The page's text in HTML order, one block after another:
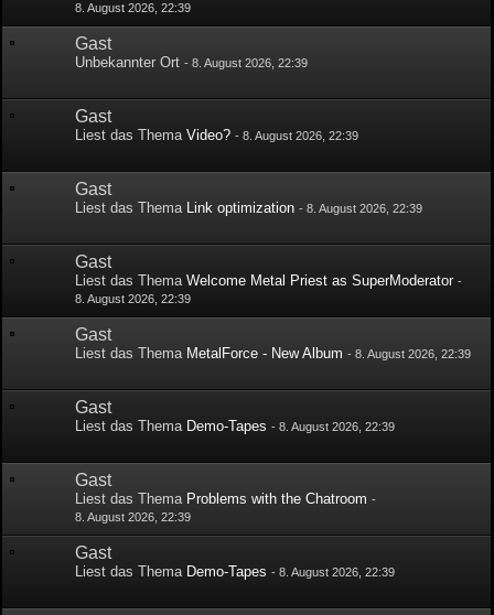
8. August 2026, 22:39
Gast
Unbekannter Ort-8. August 2026, 22:39
Gast
Liest das ThemaVideo? -8. August 2026, 22:39
Gast
Liest das Thema Link optimization -8. August 2026, 22:39
Gast
Liest das ThemaWelcome Metal Priest as SuperModerator -
8. August 2026, 22:39
Gast
Liest das Thema MetalForce - New Album -8. August 2026, 22:39
Gast
Liest das Thema Demo-Tapes -8. August 2026, 22:39
Gast
Liest das Thema Problems with the Chatroom -
8. August 2026, 22:39
Gast
Liest das Thema Demo-Tapes -8. August 2026, 22:39